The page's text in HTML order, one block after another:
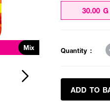
Mix
30.00 G
Quantity :
ADD TO